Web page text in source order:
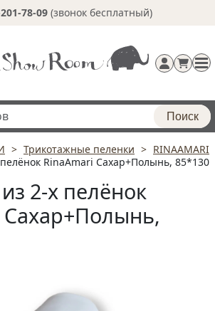
78-09 (звонок бесплатный)
Регистрация
Поиск
Трикотажные пеленки
RINAAMARI
RinaAmari Сахар+Полынь, 85*130
2-х пелёнок
Сахар+Полынь,